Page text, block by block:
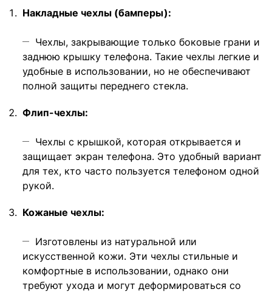
Накладные чехлы (бамперы):
Чехлы, закрывающие только боковые грани и
заднюю крышку телефона. Такие чехлы легкие и
удобные в использовании, но не обеспечивают
полной защиты переднего стекла.
Флип-чехлы:
Чехлы с крышкой, которая открывается и
защищает экран телефона. Это удобный вариант
для тех, кто часто пользуется телефоном одной
рукой.
Кожаные чехлы:
Изготовлены из натуральной или
искусственной кожи. Эти чехлы стильные и
комфортные в использовании, однако они
требуют ухода и могут деформироваться со